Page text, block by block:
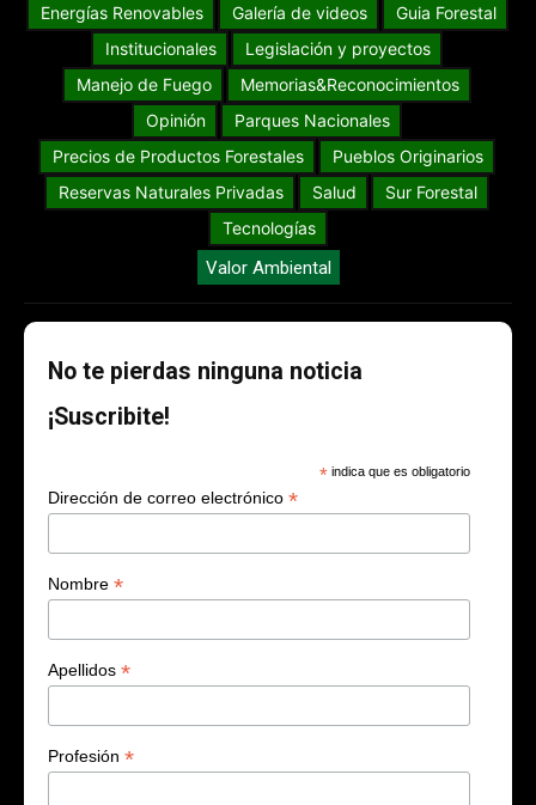
Energías Renovables
Galería de videos
Guia Forestal
Institucionales
Legislación y proyectos
Manejo de Fuego
Memorias&Reconocimientos
Opinión
Parques Nacionales
Precios de Productos Forestales
Pueblos Originarios
Reservas Naturales Privadas
Salud
Sur Forestal
Tecnologías
Valor Ambiental
No te pierdas ninguna noticia
¡Suscribite!
* indica que es obligatorio
Dirección de correo electrónico *
Nombre *
Apellidos *
Profesión *